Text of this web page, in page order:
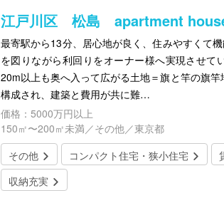
江戸川区 松島 apartment
最寄駅から13分、居心地が良く、住みやすくて
を図りながら利回りをオーナー様へ実現させて
20m以上も奥へ入って広がる土地＝旗と竿の旗
構成され、建築と費用が共に難…
価格：5000万円以上
150㎡〜200㎡未満／その他／東京都
その他
コンパクト住宅・狭小住宅
収納充実